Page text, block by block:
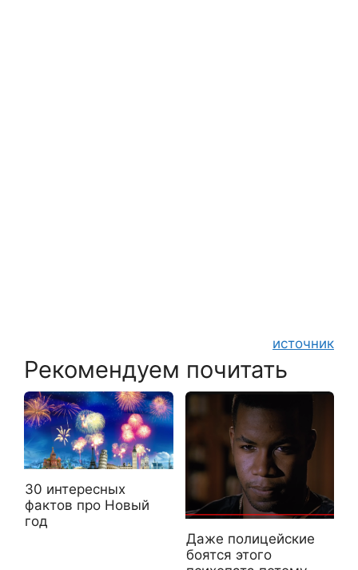
источник
Рекомендуем почитать
30 интересных
фактов про Новый
год
Даже полицейские
боятся этого